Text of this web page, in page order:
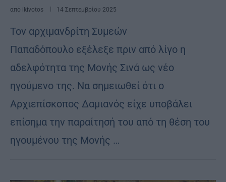
από ikivotos 14 Σεπτεμβρίου 2025
Τον αρχιμανδρίτη Συμεών
Παπαδόπουλο εξέλεξε πριν από λίγο η
αδελφότητα της Μονής Σινά ως νέο
ηγούμενο της. Να σημειωθεί ότι ο
Αρχιεπίσκοπος Δαμιανός είχε υποβάλει
επίσημα την παραίτησή του από τη θέση του
ηγουμένου της Μονής …